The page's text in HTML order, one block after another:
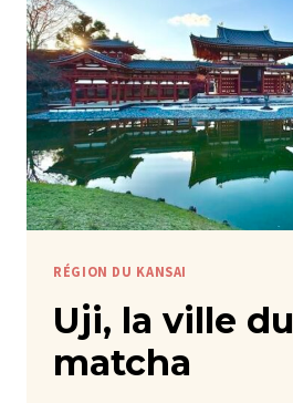
RÉGION DU KANSAI
Uji, la ville du
matcha